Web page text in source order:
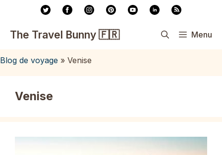
contenu
The Travel Bunny 🇫🇷 Menu
Blog de voyage » Venise
Venise